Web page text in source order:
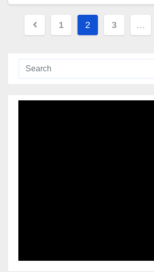
Posts
1 2 3 …